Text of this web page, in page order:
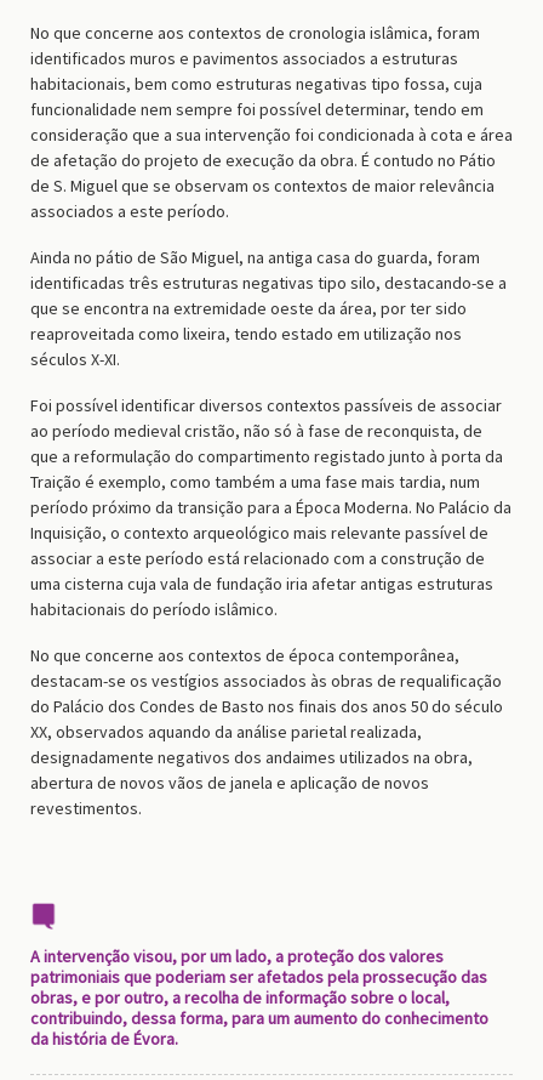
No que concerne aos contextos de cronologia islâmica, foram
identificados muros e pavimentos associados a estruturas
habitacionais, bem como estruturas negativas tipo fossa, cuja
funcionalidade nem sempre foi possível determinar, tendo em
consideração que a sua intervenção foi condicionada à cota e área
de afetação do projeto de execução da obra. É contudo no Pátio
de S. Miguel que se observam os contextos de maior relevância
associados a este período.
Ainda no pátio de São Miguel, na antiga casa do guarda, foram
identificadas três estruturas negativas tipo silo, destacando-se a
que se encontra na extremidade oeste da área, por ter sido
reaproveitada como lixeira, tendo estado em utilização nos
séculos X-XI.
Foi possível identificar diversos contextos passíveis de associar
ao período medieval cristão, não só à fase de reconquista, de
que a reformulação do compartimento registado junto à porta da
Traição é exemplo, como também a uma fase mais tardia, num
período próximo da transição para a Época Moderna. No Palácio da
Inquisição, o contexto arqueológico mais relevante passível de
associar a este período está relacionado com a construção de
uma cisterna cuja vala de fundação iria afetar antigas estruturas
habitacionais do período islâmico.
No que concerne aos contextos de época contemporânea,
destacam-se os vestígios associados às obras de requalificação
do Palácio dos Condes de Basto nos finais dos anos 50 do século
XX, observados aquando da análise parietal realizada,
designadamente negativos dos andaimes utilizados na obra,
abertura de novos vãos de janela e aplicação de novos
revestimentos.
A intervenção visou, por um lado, a proteção dos valores
patrimoniais que poderiam ser afetados pela prossecução das
obras, e por outro, a recolha de informação sobre o local,
contribuindo, dessa forma, para um aumento do conhecimento
da história de Évora.